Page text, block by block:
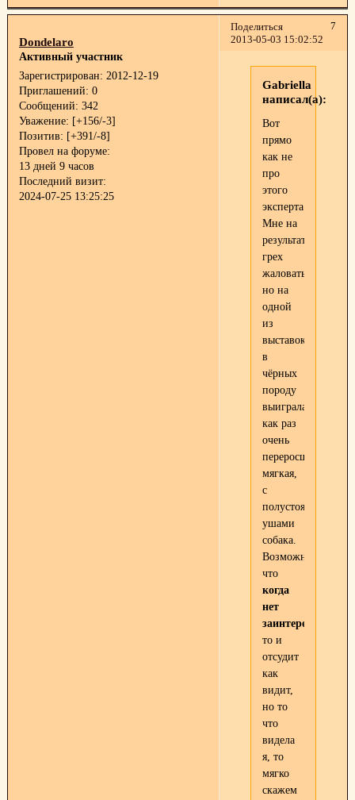
Поделиться
7
2013-05-03 15:02:52
Dondelaro
Активный участник
Зарегистрирован: 2012-12-19
Приглашений: 0
Сообщений: 342
Уважение: [+156/-3]
Позитив: [+391/-8]
Провел на форуме:
13 дней 9 часов
Последний визит:
2024-07-25 13:25:25
Gabriella
написал(а):
Вот
прямо
как не
про
этого
эксперта.
Мне на
результаты
грех
жаловаться,
но на
одной
из
выставок
в
чёрных
породу
выиграла
как раз
очень
переросшая,
мягкая,
с
полустоячими
ушами
собака.
Возможно
что
когда
нет
то и
отсудит
как
видит,
но то
что
видела
я, то
мягко
скажем